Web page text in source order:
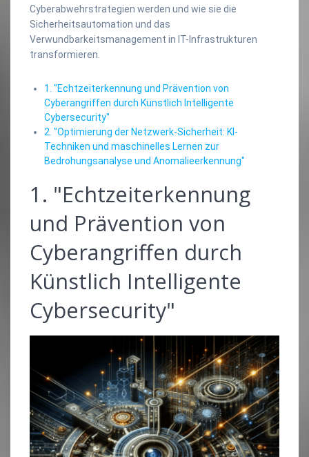
Cyberabwehrstrategien werden und wie sie die
Sicherheitsautomation und das
Verwundbarkeitsmanagement in IT-Infrastrukturen
transformieren.
1. "Echtzeiterkennung und Prävention von
Cyberangriffen durch Künstlich Intelligente
Cybersecurity"
2. "Optimierung der Netzwerk-Sicherheit: KI-
Techniken und maschinelles Lernen zur
Bedrohungsanalyse und Anomalieerkennung"
1. "Echtzeiterkennung
und Prävention von
Cyberangriffen durch
Künstlich Intelligente
Cybersecurity"